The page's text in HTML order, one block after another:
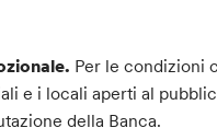
Per le condizioni
e i locali aperti al
della Banca.